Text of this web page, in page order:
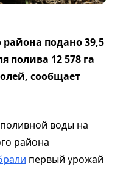
подано 39,5
полива 12 578 га
сообщает
воды на
района
первый урожай